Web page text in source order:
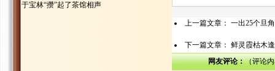
于宝林“攒”起了茶馆相声
上一篇文章： 一出25个旦
下一篇文章： 鲜灵霞枯木
网友评论：（评论